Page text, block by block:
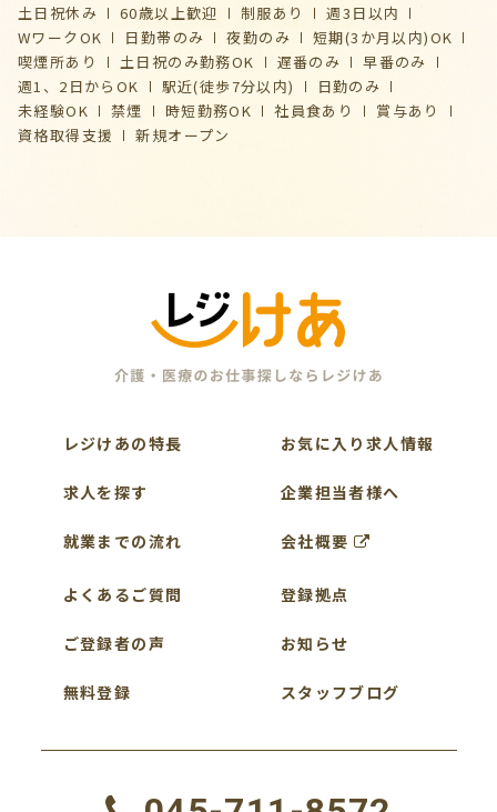
土日祝休み
60歳以上歓迎 制服あり
週3日以内
WワークOK
日勤帯のみ 夜勤のみ
短期(3か月以内)OK
喫煙所あり
土日祝のみ勤務OK 遅番のみ
早番のみ
週1、2日からOK
駅近(徒歩7分以内)
日勤のみ
未経験OK
禁煙 時短勤務OK 社員食あり
賞与あり
資格取得支援
新規オープン
レジけあの特長
求人を探す
就業までの流れ
よくあるご質問
ご登録者の声
無料登録
お気に入り求人情報
企業担当者様へ
会社概要
登録拠点
お知らせ
スタッフブログ